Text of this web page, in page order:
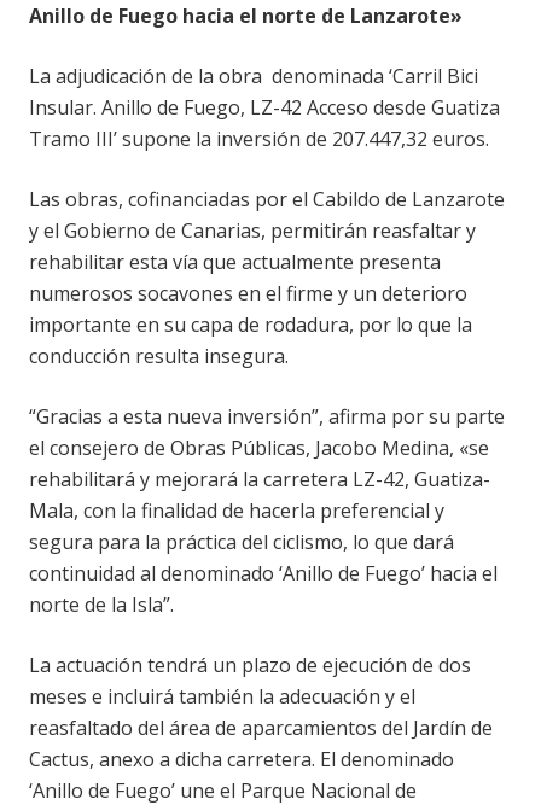
Anillo de Fuego hacia el norte de Lanzarote»
La adjudicación de la obra denominada ‘Carril Bici
Insular. Anillo de Fuego, LZ-42 Acceso desde Guatiza
Tramo III’ supone la inversión de 207.447,32 euros.
Las obras, cofinanciadas por el Cabildo de Lanzarote
y el Gobierno de Canarias, permitirán reasfaltar y
rehabilitar esta vía que actualmente presenta
numerosos socavones en el firme y un deterioro
importante en su capa de rodadura, por lo que la
conducción resulta insegura.
“Gracias a esta nueva inversión”, afirma por su parte
el consejero de Obras Públicas, Jacobo Medina, «se
rehabilitará y mejorará la carretera LZ-42, Guatiza-
Mala, con la finalidad de hacerla preferencial y
segura para la práctica del ciclismo, lo que dará
continuidad al denominado ‘Anillo de Fuego’ hacia el
norte de la Isla”.
La actuación tendrá un plazo de ejecución de dos
meses e incluirá también la adecuación y el
reasfaltado del área de aparcamientos del Jardín de
Cactus, anexo a dicha carretera. El denominado
‘Anillo de Fuego’ une el Parque Nacional de